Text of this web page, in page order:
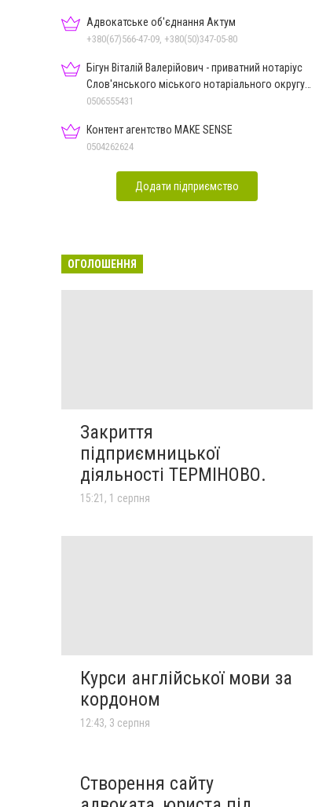
Адвокатське об'єднання Актум
+380(67)566-47-09, +380(50)347-05-80
Бігун Віталій Валерійович - приватний нотаріус
Слов'янського міського нотаріального округу
Дон.обл.
0506555431
Контент агентство MAKE SENSE
0504262624
Додати підприємство
ОГОЛОШЕННЯ
Закриття
підприємницької
діяльності ТЕРМІНОВО.
15:21, 1 серпня
Курси англійської мови за
кордоном
12:43, 3 серпня
Створення сайту